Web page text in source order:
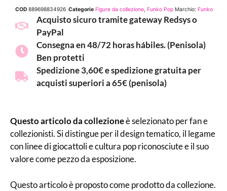
COD 889698834926 Categorie Figure da collezione, Funko Pop Marchio: Funko
Acquisto sicuro tramite gateway Redsys o
PayPal
Consegna en 48/72 horas hábiles. (Penisola)
Ben protetti
Spedizione 3,60€ e spedizione gratuita per
acquisti superiori a 65€ (penisola)
Questo articolo da collezioneè selezionato per fan e
collezionisti. Si distingue per il design tematico, il legame
con linee di giocattoli e cultura pop riconosciute e il suo
valore come pezzo da esposizione.
Questo articolo è proposto come prodotto da collezione.